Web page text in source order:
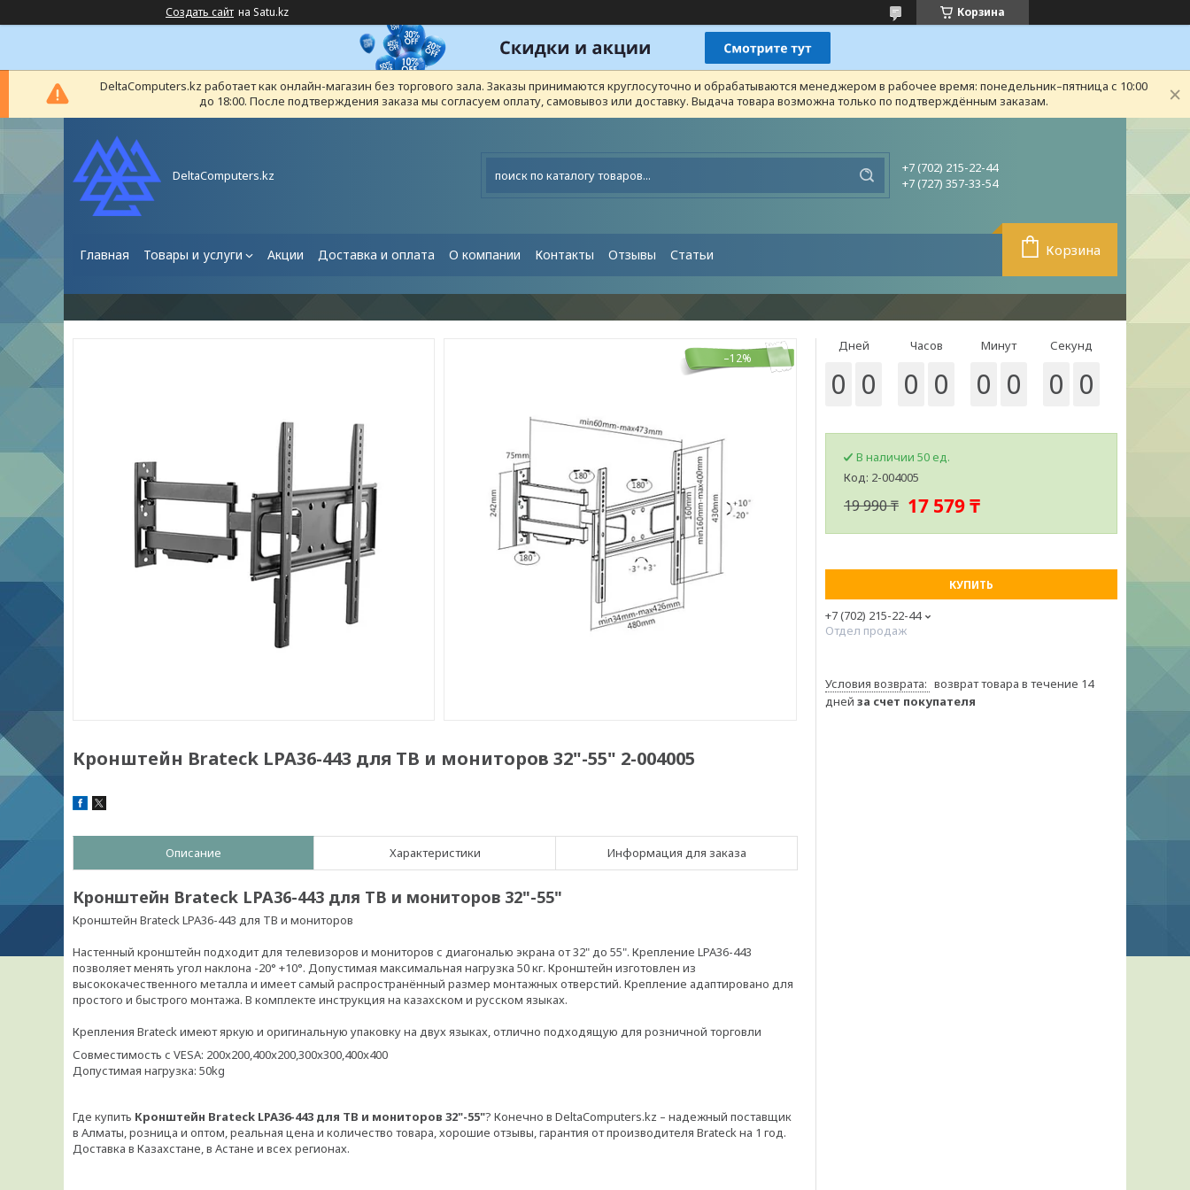
Создать сайт на Satu.kz Корзина
DeltaComputers.kz работает как онлайн-магазин без торгового зала. Заказы принимаются круглосуточно и обрабатываются менеджером в рабочее время: понедельник–пятница с 10:00
до 18:00. После подтверждения заказа мы согласуем оплату, самовывоз или доставку. Выдача товара возможна только по подтверждённым заказам.
DeltaComputers.kz
+7 (702) 215-22-44
+7 (727) 357-33-54
Главная Товары и услуги Акции Доставка и оплата О компании Контакты Отзывы Статьи Корзина
–12%
Кронштейн Brateck LPA36-443 для ТВ и мониторов 32"-55" 2-004005
Описание Характеристики Информация для заказа
Кронштейн Brateck LPA36-443 для ТВ и мониторов 32"-55"
Кронштейн Brateck LPA36-443 для ТВ и мониторов
Настенный кронштейн подходит для телевизоров и мониторов с диагональю экрана от 32" до 55". Крепление LPA36-443
позволяет менять угол наклона -20° +10°. Допустимая максимальная нагрузка 50 кг. Кронштейн изготовлен из
высококачественного металла и имеет самый распространённый размер монтажных отверстий. Крепление адаптировано для
простого и быстрого монтажа. В комплекте инструкция на казахском и русском языках.
Крепления Brateck имеют яркую и оригинальную упаковку на двух языках, отлично подходящую для розничной торговли
Совместимость с VESA: 200x200,400x200,300x300,400x400
Допустимая нагрузка: 50kg
Где купить Кронштейн Brateck LPA36-443 для ТВ и мониторов 32"-55"? Конечно в DeltaComputers.kz – надежный поставщик
в Алматы, розница и оптом, реальная цена и количество товара, хорошие отзывы, гарантия от производителя Brateck на 1 год.
Доставка в Казахстане, в Астане и всех регионах.
Дней
0 0
Часов
0 0
Минут
0 0
Секунд
0 0
В наличии 50 ед.
Код: 2-004005
19 990 ₸ 17 579 ₸
КУПИТЬ
+7 (702) 215-22-44
Отдел продаж
возврат товара в течение 14
дней за счет покупателя